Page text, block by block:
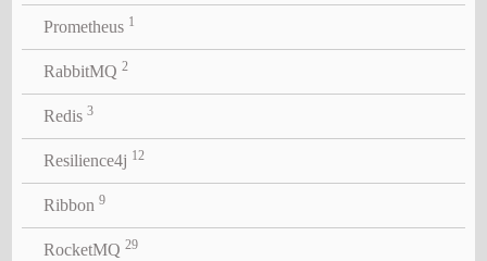
Prometheus 1
RabbitMQ 2
Redis 3
Resilience4j 12
Ribbon 9
RocketMQ 29